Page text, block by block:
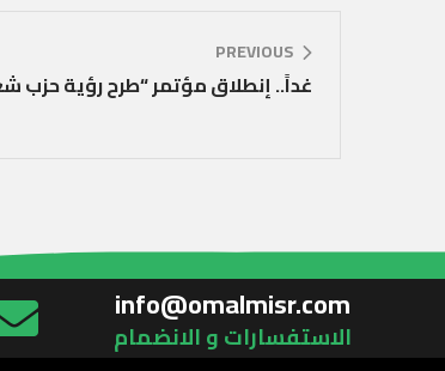
PREVIOUS
غداً.. إنطلاق مؤتمر “طرح رؤية حزب
info@omalmisr.com
الاستفسارات و الانضمام